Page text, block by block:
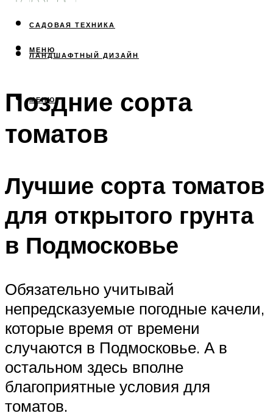
САДОВАЯ ТЕХНИКА
ЛАНДШАФТНЫЙ ДИЗАЙН
МЕНЮ
МЕНЮ
Поздние сорта
томатов
Лучшие сорта томатов
для открытого грунта
в Подмосковье
Обязательно учитывай
непредсказуемые погодные качели,
которые время от времени
случаются в Подмосковье. А в
остальном здесь вполне
благоприятные условия для
томатов.